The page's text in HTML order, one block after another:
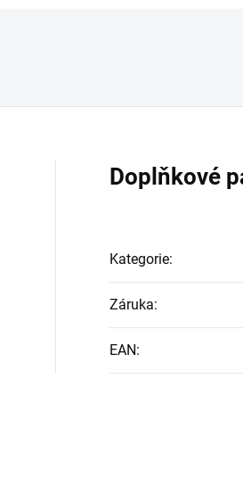
Doplňkové
Kategorie:
Záruka:
EAN: